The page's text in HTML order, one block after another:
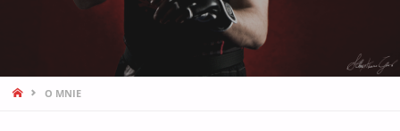
STRONA
O MNIE